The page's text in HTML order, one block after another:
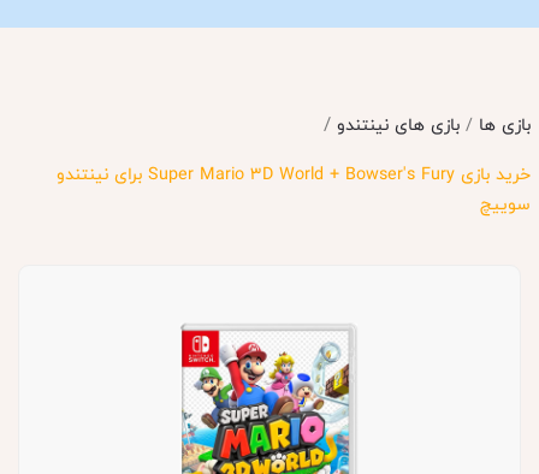
بازی ها / بازی های نینتندو /
خرید بازی Super Mario 3D World + Bowser's Fury برای نینتندو
سوییچ